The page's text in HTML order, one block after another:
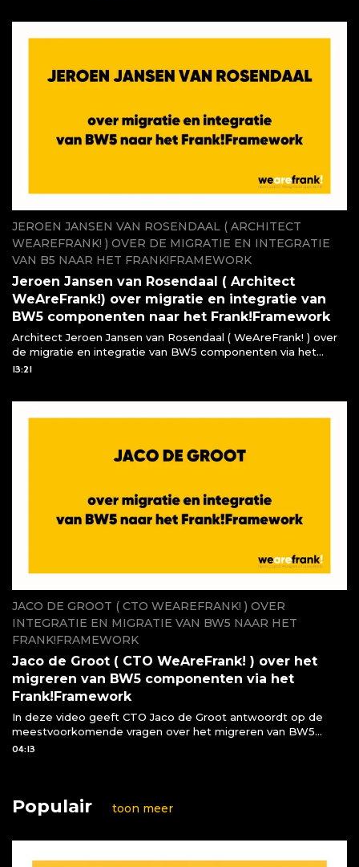
JEROEN JANSEN VAN ROSENDAAL ( ARCHITECT
WEAREFRANK! ) OVER DE MIGRATIE EN INTEGRATIE
VAN B5 NAAR HET FRANK!FRAMEWORK
Jeroen Jansen van Rosendaal ( Architect
WeAreFrank!) over migratie en integratie van
BW5 componenten naar het Frank!Framework
Architect Jeroen Jansen van Rosendaal ( WeAreFrank! ) over
de migratie en integratie van BW5 componenten via het
Frank!Framework
13:21
JACO DE GROOT ( CTO WEAREFRANK! ) OVER
INTEGRATIE EN MIGRATIE VAN BW5 NAAR HET
FRANK!FRAMEWORK
Jaco de Groot ( CTO WeAreFrank! ) over het
migreren van BW5 componenten via het
Frank!Framework
In deze video geeft CTO Jaco de Groot antwoordt op de
meestvoorkomende vragen over het migreren van BW5
componenten naar het Frank!Framework
04:13
Populair toon meer